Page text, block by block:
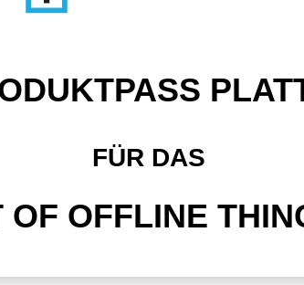
FÜR DAS
OF OFFLINE